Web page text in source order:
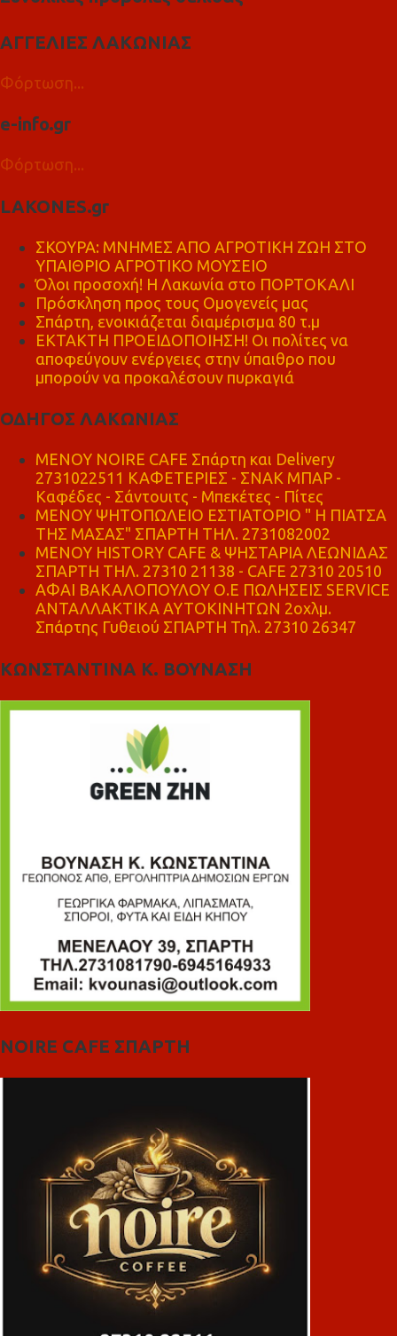
ΑΓΓΕΛΙΕΣ ΛΑΚΩΝΙΑΣ
Φόρτωση...
e-info.gr
Φόρτωση...
LAKONES.gr
ΣΚΟΥΡΑ: ΜΝΗΜΕΣ ΑΠΟ ΑΓΡΟΤΙΚΗ ΖΩΗ ΣΤΟ
ΥΠΑΙΘΡΙΟ ΑΓΡΟΤΙΚΟ ΜΟΥΣΕΙΟ
Όλοι προσοχή! Η Λακωνία στο ΠΟΡΤΟΚΑΛΙ
Πρόσκληση προς τους Ομογενείς μας
Σπάρτη, ενοικιάζεται διαμέρισμα 80 τ.μ
ΕΚΤΑΚΤΗ ΠΡΟΕΙΔΟΠΟΙΗΣΗ! Οι πολίτες να
αποφεύγουν ενέργειες στην ύπαιθρο που
μπορούν να προκαλέσουν πυρκαγιά
ΟΔΗΓΟΣ ΛΑΚΩΝΙΑΣ
MENOY NOIRE CAFE Σπάρτη και Delivery
2731022511 ΚΑΦΕΤΕΡΙΕΣ - ΣΝΑΚ ΜΠΑΡ -
Καφέδες - Σάντουιτς - Μπεκέτες - Πίτες
ΜΕΝΟΥ ΨΗΤΟΠΩΛΕΙΟ ΕΣΤΙΑΤΟΡΙΟ " Η ΠΙΑΤΣΑ
ΤΗΣ ΜΑΣΑΣ" ΣΠΑΡΤΗ ΤΗΛ. 2731082002
ΜΕΝΟΥ HISTORY CAFE & ΨΗΣΤΑΡΙΑ ΛΕΩΝΙΔΑΣ
ΣΠΑΡΤΗ ΤΗΛ. 27310 21138 - CAFE 27310 20510
ΑΦΑΙ ΒΑΚΑΛΟΠΟΥΛΟΥ Ο.Ε ΠΩΛΗΣΕΙΣ SERVICE
ΑΝΤΑΛΛΑΚΤΙΚΑ ΑΥΤΟΚΙΝΗΤΩΝ 2οχλμ.
Σπάρτης Γυθειού ΣΠΑΡΤΗ Τηλ. 27310 26347
ΚΩΝΣΤΑΝΤΙΝΑ Κ. ΒΟΥΝΑΣΗ
NOIRE CAFE ΣΠΑΡΤΗ